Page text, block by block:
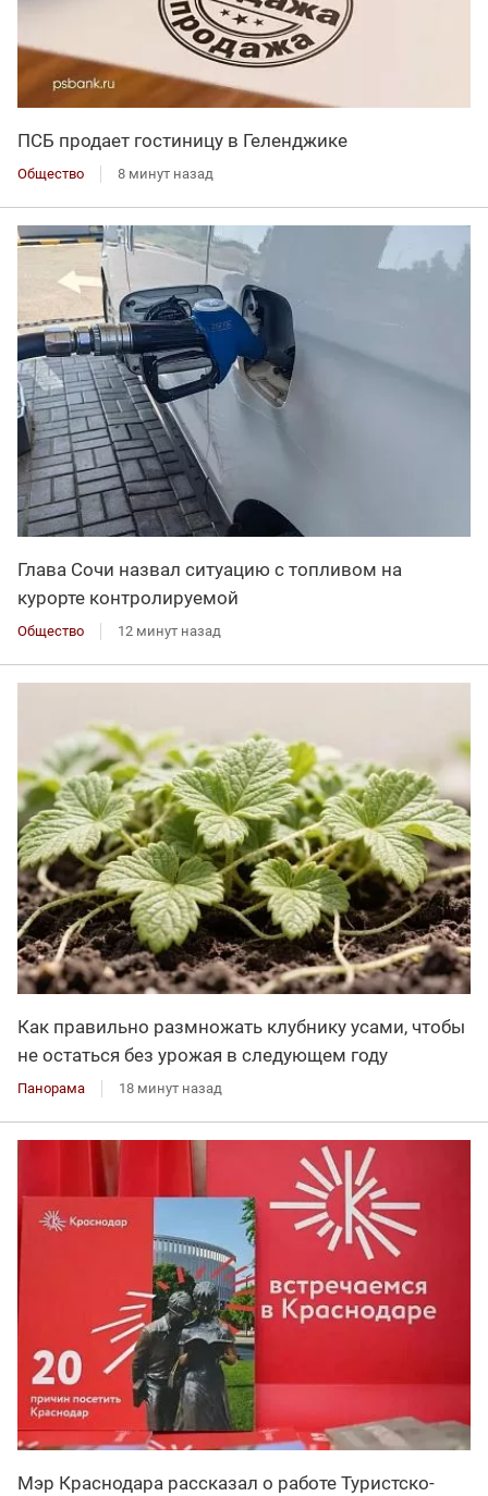
ПСБ продает гостиницу в Геленджике
Общество 8 минут назад
Глава Сочи назвал ситуацию с топливом на
курорте контролируемой
Общество 12 минут назад
Как правильно размножать клубнику усами, чтобы
не остаться без урожая в следующем году
Панорама 18 минут назад
Мэр Краснодара рассказал о работе Туристско-